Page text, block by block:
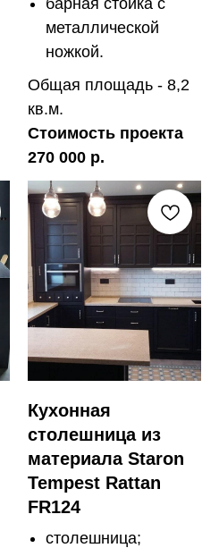
металлической
ножкой.
Общая площадь - 8,2
кв.м.
Стоимость проекта
270 000 р.
Кухонная
столешница из
материала Staron
Tempest Rattan
FR124
столешница;